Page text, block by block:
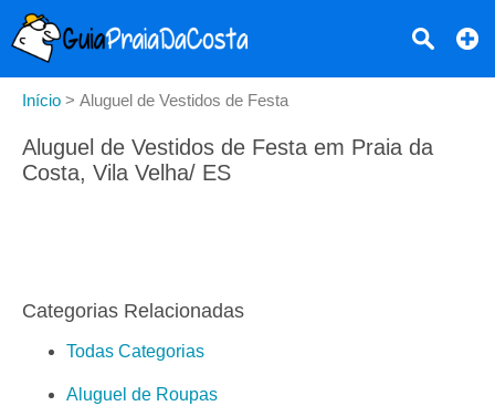
Início > Aluguel de Vestidos de Festa
Aluguel de Vestidos de Festa em Praia da
Costa, Vila Velha/ ES
Categorias Relacionadas
Todas Categorias
Aluguel de Roupas